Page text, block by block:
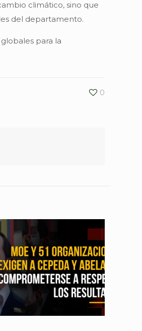
climático, sino que
del departamento.
para la
0